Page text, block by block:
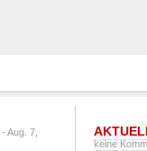
- Aug. 7,
keine